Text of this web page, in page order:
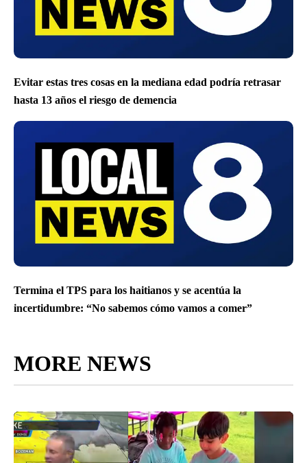
Evitar estas tres cosas en la mediana edad podría retrasar
hasta 13 años el riesgo de demencia
Termina el TPS para los haitianos y se acentúa la
incertidumbre: “No sabemos cómo vamos a comer”
MORE NEWS